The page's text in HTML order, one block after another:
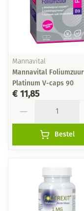
Mannavital
Mannavital Foliumzuur
Platinum V-caps 90
€ 11,85
Bestel